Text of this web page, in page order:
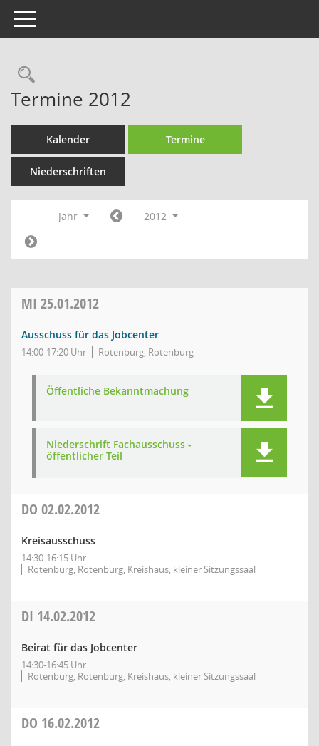
Toggle navigation
Rechercheauswahl
Termine 2012
Kalender Termine
Niederschriften
Jahr 2012
MI 25.01.2012
Ausschuss für das Jobcenter
14:00-17:20 Uhr Rotenburg, Rotenburg
Öffentliche Bekanntmachung
Niederschrift Fachausschuss -
öffentlicher Teil
DO 02.02.2012
Kreisausschuss
14:30-16:15 Uhr
Rotenburg, Rotenburg, Kreishaus, kleiner Sitzungssaal
DI 14.02.2012
Beirat für das Jobcenter
14:30-16:45 Uhr
Rotenburg, Rotenburg, Kreishaus, kleiner Sitzungssaal
DO 16.02.2012